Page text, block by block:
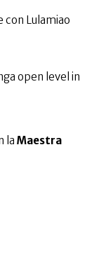
con Lulamiao
open level in
la Maestra